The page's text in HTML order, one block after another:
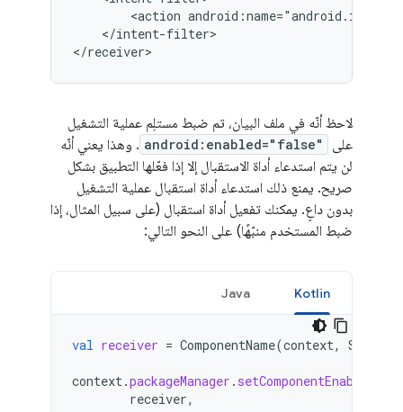
<action
</intent-filter>
</receiver>
لاحظ أنّه في ملف البيان، تم ضبط مستلِم عملية التشغيل
على
android:enabled="false" . وهذا يعني أنّه
لن يتم استدعاء أداة الاستقبال إلا إذا فعّلها التطبيق بشكل
صريح. يمنع ذلك استدعاء أداة استقبال عملية التشغيل
بدون داعٍ. يمكنك تفعيل أداة استقبال (على سبيل المثال، إذا
ضبط المستخدم منبّهًا) على النحو التالي:
Kotlin
Java
val receiver = ComponentName(context,
context.packageManager .
receiver,